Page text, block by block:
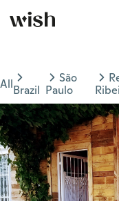
AllBrazil
São
Paulo